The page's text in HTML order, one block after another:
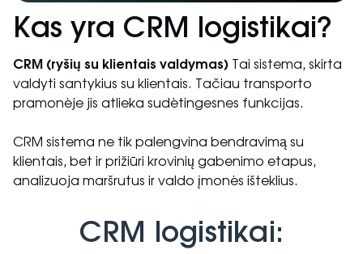
Kas yra CRM logistikai?
CRM (ryšių su klientais valdymas) Tai sistema, skirta
valdyti santykius su klientais. Tačiau transporto
pramonėje jis atlieka sudėtingesnes funkcijas.
CRM sistema ne tik palengvina bendravimą su
klientais, bet ir prižiūri krovinių gabenimo etapus,
analizuoja maršrutus ir valdo įmonės išteklius.
CRM logistikai: